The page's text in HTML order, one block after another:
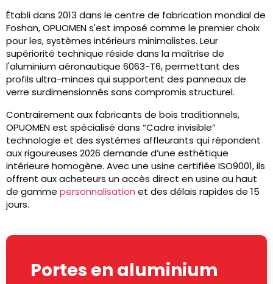
Établi dans 2013 dans le centre de fabrication mondial de
Foshan, OPUOMEN s'est imposé comme le premier choix
pour les, systèmes intérieurs minimalistes. Leur
supériorité technique réside dans la maîtrise de
l'aluminium aéronautique 6063-T6, permettant des
profils ultra-minces qui supportent des panneaux de
verre surdimensionnés sans compromis structurel.
Contrairement aux fabricants de bois traditionnels,
OPUOMEN est spécialisé dans “Cadre invisible”
technologie et des systèmes affleurants qui répondent
aux rigoureuses 2026 demande d’une esthétique
intérieure homogène. Avec une usine certifiée ISO9001, ils
offrent aux acheteurs un accès direct en usine au haut
de gamme personnalisation et des délais rapides de 15
jours.
Portes en aluminium